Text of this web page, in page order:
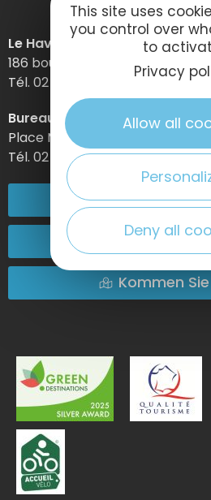
Le Havre Etretat Normandie
186 boulevard Clemenceau –
Tél. 02 32 74 04 04 –
Bureau d’information d’Etretat
Place Maurice Guillard – 76790
Tél. 02 35 27 05 21
02 32 74
Kommen
This site uses
you control over
to
Privacy
Allow all
Deny all